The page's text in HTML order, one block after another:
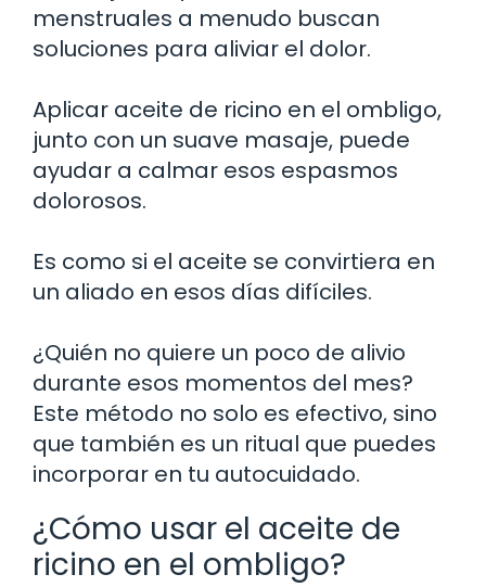
menstruales a menudo buscan
soluciones para aliviar el dolor.
Aplicar aceite de ricino en el ombligo,
junto con un suave masaje, puede
ayudar a calmar esos espasmos
dolorosos.
Es como si el aceite se convirtiera en
un aliado en esos días difíciles.
¿Quién no quiere un poco de alivio
durante esos momentos del mes?
Este método no solo es efectivo, sino
que también es un ritual que puedes
incorporar en tu autocuidado.
¿Cómo usar el aceite de
ricino en el ombligo?